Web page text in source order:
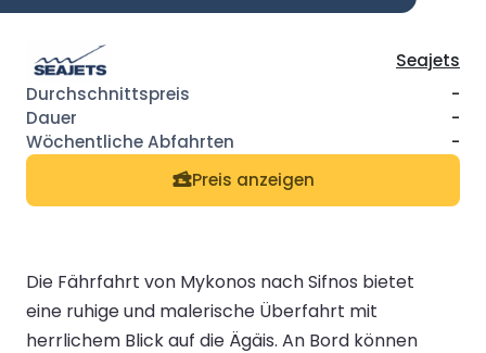
Seajets
-
-
-
Preis anzeigen
Die Fährfahrt von Mykonos nach Sifnos bietet
eine ruhige und malerische Überfahrt mit
herrlichem Blick auf die Ägäis. An Bord können